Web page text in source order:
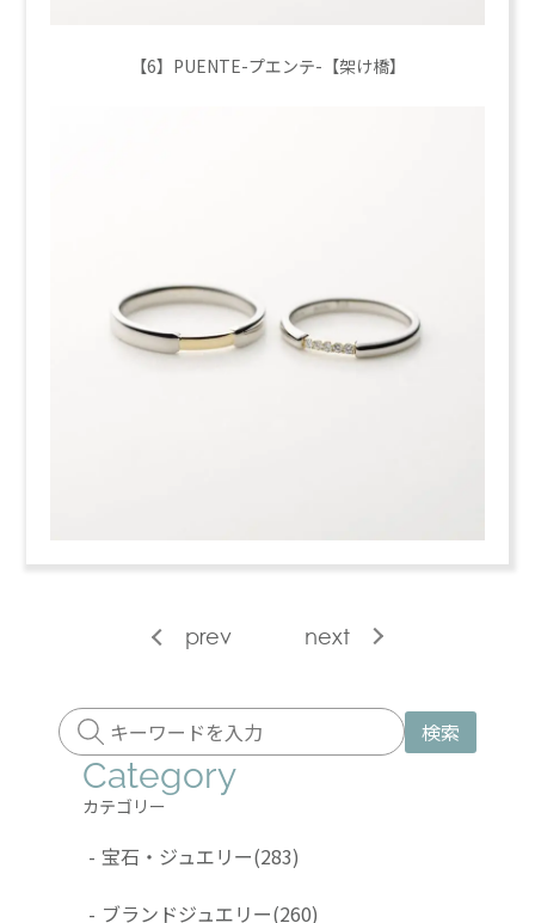
【6】PUENTE-プエンテ-【架け橋】
prev next
検索
Category
カテゴリー
- 宝石・ジュエリー(283)
- ブランドジュエリー(260)